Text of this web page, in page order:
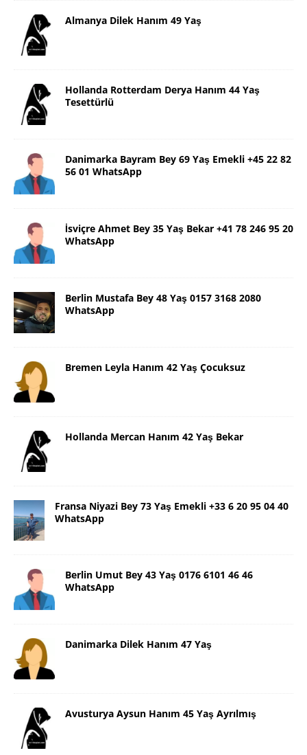
Almanya Dilek Hanım 49 Yaş
Hollanda Rotterdam Derya Hanım 44 Yaş
Tesettürlü
Danimarka Bayram Bey 69 Yaş Emekli +45 22 82
56 01 WhatsApp
İsviçre Ahmet Bey 35 Yaş Bekar +41 78 246 95 20
WhatsApp
Berlin Mustafa Bey 48 Yaş 0157 3168 2080
WhatsApp
Bremen Leyla Hanım 42 Yaş Çocuksuz
Hollanda Mercan Hanım 42 Yaş Bekar
Fransa Niyazi Bey 73 Yaş Emekli +33 6 20 95 04 40
WhatsApp
Berlin Umut Bey 43 Yaş 0176 6101 46 46
WhatsApp
Danimarka Dilek Hanım 47 Yaş
Avusturya Aysun Hanım 45 Yaş Ayrılmış